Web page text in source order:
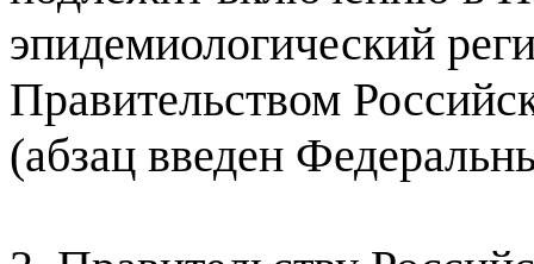
эпидемиологический
Правительством
(абзац введен